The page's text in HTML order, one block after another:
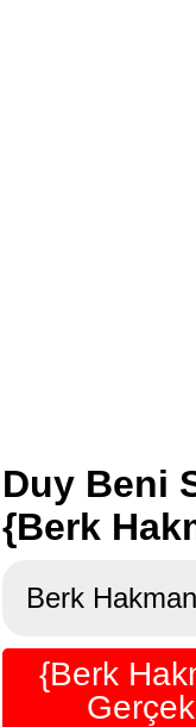
Duy Beni
{Berk
Berk
{Berk